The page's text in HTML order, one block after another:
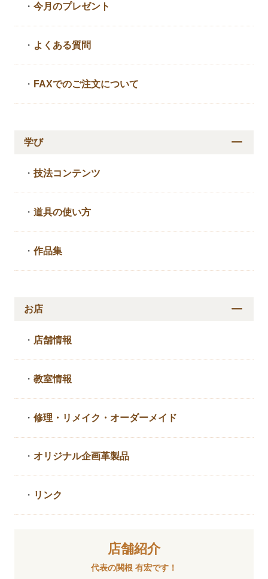
・今月のプレゼント
・ よくある質問
・ FAXでのご注文について
学び
・技法コンテンツ
・道具の使い方
・作品集
お店
・ 店舗情報
・教室情報
・修理・リメイク・ オーダーメイド
・ オリジナル企画革製品
・ リンク
店舗紹介
代表の関根 有宏です！